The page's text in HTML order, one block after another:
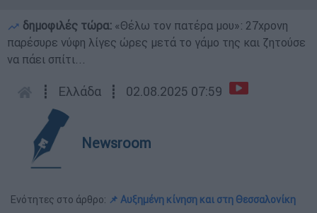
δημοφιλές τώρα: «Θέλω τον πατέρα μου»: 27χρονη
παρέσυρε νύφη λίγες ώρες μετά το γάμο της και ζητούσε
να πάει σπίτι...
┋ Ελλάδα ┋ 02.08.2025 07:59
Newsroom
Ενότητες στο άρθρο: 📌 Αυξημένη κίνηση και στη Θεσσαλονίκη